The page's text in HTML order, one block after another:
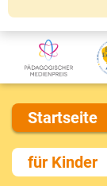
Startseite
Über uns
Presse
für Kinder